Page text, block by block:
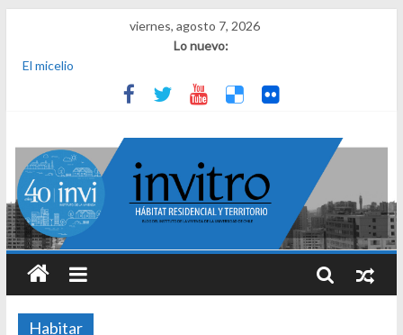
viernes, agosto 7, 2026
Lo nuevo:
El micelio
Receta para viajar al pasado
Una noche y el amanecer en Dignidad
INVI
El derecho a habitar
Habitar